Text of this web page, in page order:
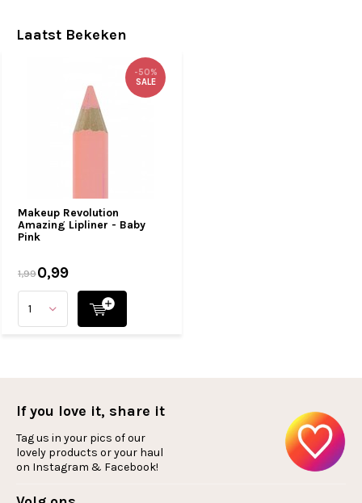
Laatst Bekeken
Makeup Revolution
Amazing Lipliner - Baby
Pink
-50%
SALE
1,990,99
If you love it, share it
Tag us in your pics of our
lovely products or your haul
on Instagram & Facebook!